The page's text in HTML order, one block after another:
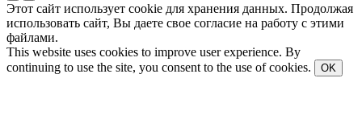
Этот сайт использует cookie для хранения данных. Продолжая
использовать сайт, Вы даете свое согласие на работу с этими
файлами.
This website uses cookies to improve user experience. By
continuing to use the site, you consent to the use of cookies.
OK